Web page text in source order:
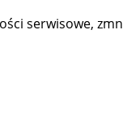
serwisowe,